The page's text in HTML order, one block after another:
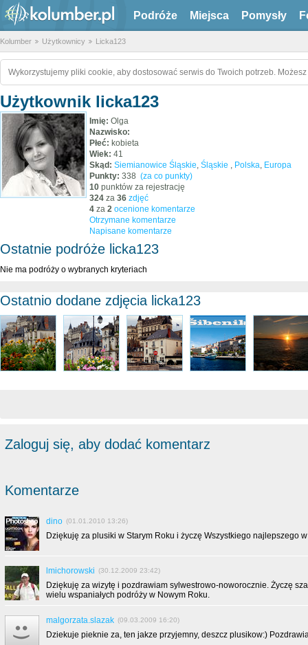
Podróże Miejsca Pomysły
Kolumber Użytkownicy Licka123
Wykorzystujemy pliki cookie, aby dostosować serwis do Twoich potrzeb.
Użytkownik licka123
Imię: Olga
Nazwisko:
Płeć: kobieta
Wiek: 41
Skąd: Siemianowice Śląskie, Śląskie , Polska, Europa
Punkty: 338 (za co punkty)
10 punktów za rejestrację
324 za 36 zdjęć
4 za 2 ocenione komentarze
Otrzymane komentarze
Napisane komentarze
Ostatnie podróże licka123
Nie ma podróży o wybranych kryteriach
Ostatnio dodane zdjęcia licka123
Zaloguj się, aby dodać komentarz
Komentarze
dino (01.01.2010 13:26)
Dziękuję za plusiki w Starym Roku i życzę Wszystkiego najlepszego
lmichorowski (30.12.2009 23:42)
Dziękuję za wizytę i pozdrawiam sylwestrowo-noworocznie. Życzę
wielu wspaniałych podróży w Nowym Roku.
malgorzata.slazak (09.03.2009 16:20)
Dziekuje pieknie za, ten jakze przyjemny, deszcz plusikow:)